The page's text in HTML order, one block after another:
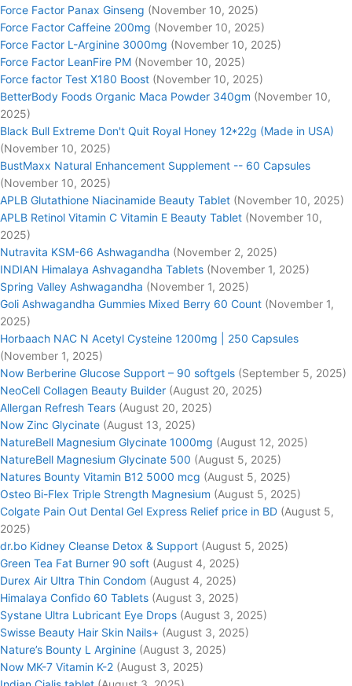
Force Factor Panax Ginseng (November 10, 2025)
Force Factor Caffeine 200mg (November 10, 2025)
Force Factor L-Arginine 3000mg (November 10, 2025)
Force Factor LeanFire PM (November 10, 2025)
Force factor Test X180 Boost (November 10, 2025)
BetterBody Foods Organic Maca Powder 340gm (November 10,
2025)
Black Bull Extreme Don't Quit Royal Honey 12*22g (Made in USA)
(November 10, 2025)
BustMaxx Natural Enhancement Supplement -- 60 Capsules
(November 10, 2025)
APLB Glutathione Niacinamide Beauty Tablet (November 10, 2025)
APLB Retinol Vitamin C Vitamin E Beauty Tablet (November 10,
2025)
Nutravita KSM-66 Ashwagandha (November 2, 2025)
INDIAN Himalaya Ashvagandha Tablets (November 1, 2025)
Spring Valley Ashwagandha (November 1, 2025)
Goli Ashwagandha Gummies Mixed Berry 60 Count (November 1,
2025)
Horbaach NAC N Acetyl Cysteine 1200mg | 250 Capsules
(November 1, 2025)
Now Berberine Glucose Support – 90 softgels (September 5, 2025)
NeoCell Collagen Beauty Builder (August 20, 2025)
Allergan Refresh Tears (August 20, 2025)
Now Zinc Glycinate (August 13, 2025)
NatureBell Magnesium Glycinate 1000mg (August 12, 2025)
NatureBell Magnesium Glycinate 500 (August 5, 2025)
Natures Bounty Vitamin B12 5000 mcg (August 5, 2025)
Osteo Bi-Flex Triple Strength Magnesium (August 5, 2025)
Colgate Pain Out Dental Gel Express Relief price in BD (August 5,
2025)
dr.bo Kidney Cleanse Detox & Support (August 5, 2025)
Green Tea Fat Burner 90 soft (August 4, 2025)
Durex Air Ultra Thin Condom (August 4, 2025)
Himalaya Confido 60 Tablets (August 3, 2025)
Systane Ultra Lubricant Eye Drops (August 3, 2025)
Swisse Beauty Hair Skin Nails+ (August 3, 2025)
Nature’s Bounty L Arginine (August 3, 2025)
Now MK-7 Vitamin K-2 (August 3, 2025)